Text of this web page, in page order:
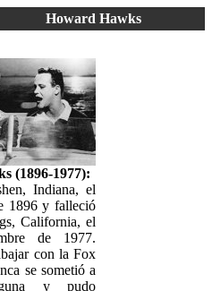
Howard Hawks
(1896-1977):
Indiana, el
1896 y falleció
California, el
de 1977.
con la Fox
se sometió a
y pudo